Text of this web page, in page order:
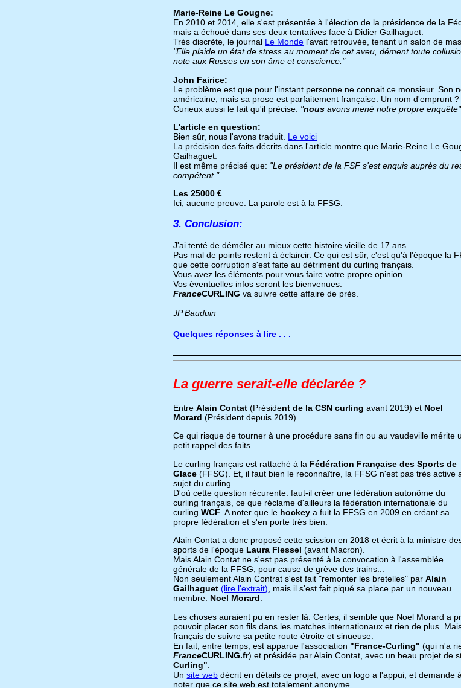
Marie-Reine Le Gougne:
En 2010 et 2014, elle s'est présentée à l'élection de la présidence de la
mais a échoué dans ses deux tentatives face à Didier Gailhaguet.
Trés discrète, le journal Le Monde l'avait retrouvée, tenant un salon de
"Elle plaide un état de stress au moment de cet aveu, dément toute
note aux Russes en son âme et conscience."
John Fairice:
Le problème est que pour l'instant personne ne connait ce monsieur. Son
américaine, mais sa prose est parfaitement française. Un nom d'emprunt ?
Curieux aussi le fait qu'il précise: "nous avons mené notre propre enquête"
L'article en question:
Bien sûr, nous l'avons traduit. Le voici
La précision des faits décrits dans l'article montre que Marie-Reine Le
Gailhaguet.
Il est même précisé que: "Le président de la FSF s'est enquis auprès du
compétent."
Les 25000 €
Ici, aucune preuve. La parole est à la FFSG.
3. Conclusion:
J'ai tenté de déméler au mieux cette histoire vieille de 17 ans.
Pas mal de points restent à éclaircir. Ce qui est sûr, c'est qu'à l'époque la
que cette corruption s'est faite au détriment du curling français.
Vous avez les éléments pour vous faire votre propre opinion.
Vos éventuelles infos seront les bienvenues.
FranceCURLING va suivre cette affaire de près.
JP Bauduin
Quelques réponses à lire . . .
La guerre serait-elle déclarée ?
EntreAlain Contat (Président de la CSN curlingavant 2019) et Noel
Morard (Président depuis 2019).
Ce qui risque de tourner à une procédure sans fin ou au vaudeville mérite
petit rappel des faits.
Le curling français est rattaché à la Fédération Française des Sports de
Glace(FFSG). Et, il faut bien le reconnaître, la FFSG n'est pas trés active
sujet du curling.
D'où cette question récurente: faut-il créer une fédération autonôme du
curling français, ce que réclame d'ailleurs la fédération internationale du
curling WCF . A noter que le hockey a fuit la FFSG en 2009 en créant sa
propre fédération et s'en porte trés bien.
Alain Contat a donc proposé cette scission en 2018 et écrit à la ministre
sports de l'époque Laura Flessel (avant Macron).
Mais Alain Contat ne s'est pas présenté à la convocation à l'assemblée
générale de la FFSG, pour cause de grève des trains...
Non seulement Alain Contrat s'est fait "remonter les bretelles" parAlain
Gailhaguet (lire l'extrait) , mais il s'est fait piqué sa place par un nouveau
membre: Noel Morard
Les choses auraient pu en rester là. Certes, il semble que Noel Morard a
pouvoir placer son fils dans les matches internationaux et rien de plus.
français de suivre sa petite route étroite et sinueuse.
En fait, entre temps, est apparue l'association "France-Curling" (qui n'a
FranceCURLING.fr) et présidée par Alain Contat, avec un beau projet de
Curling"
Unsite web décrit en détails ce projet, avec un logo a l'appui, et demande
noter que ce site web est totalement anonyme.